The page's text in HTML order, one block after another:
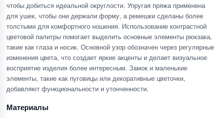
чтобы добиться идеальной округлости. Упругая пряжа применена
для ушек, чтобы они держали форму, а ремешки сделаны более
толстыми для комфортного ношения. Использование контрастной
цветовой палитры помогает выделить основные элементы рюкзака,
такие как глаза и носик. Основной узор обозначен через регулярные
изменения цвета, что создает яркие акценты и делает визуальное
восприятие изделия более интересным. Замок и маленькие
элементы, такие как пуговицы или декоративные цветочки,
добавляют функциональности и утонченности.
Материалы